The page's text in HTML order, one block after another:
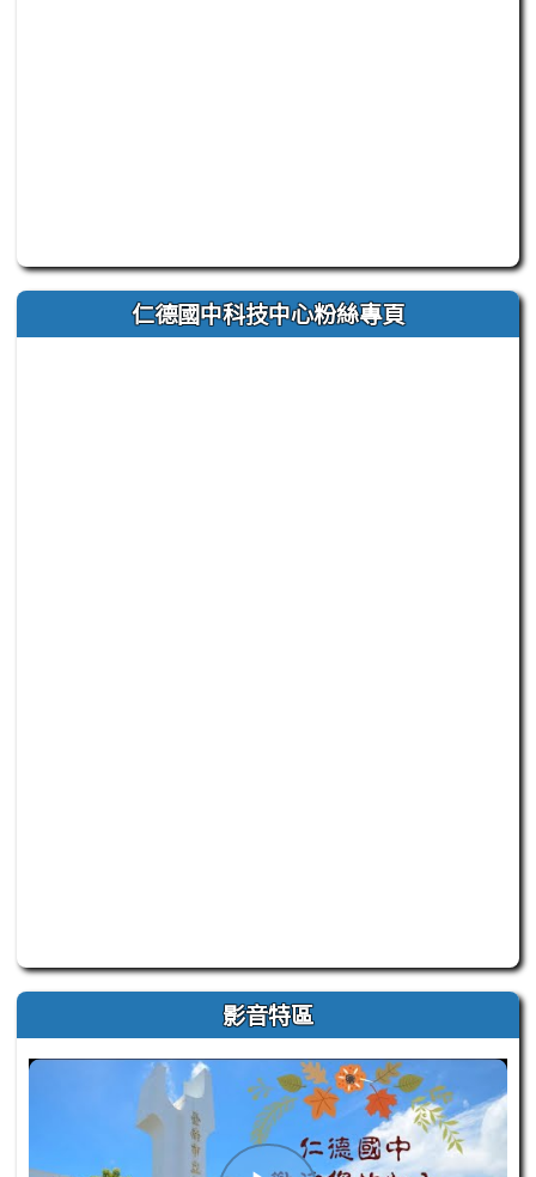
此為臺南市立仁德國中官方 Facebook 粉絲專頁嵌入區塊
仁德國中科技中心粉絲專頁
此為臺南市仁德自造教育及科技中心 Facebook 官方粉絲
影音特區